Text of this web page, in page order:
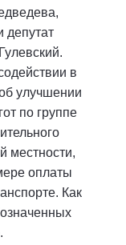
депутат
в
улучшении
по группе
местности,
оплаты
Как